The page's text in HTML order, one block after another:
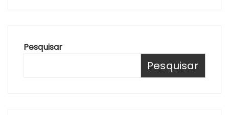
Pesquisar
Pesquisar